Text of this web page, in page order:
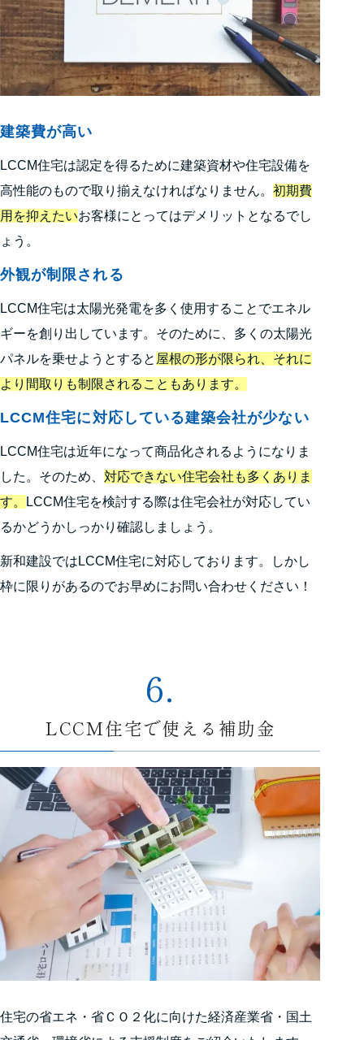
建築費が高い
LCCM住宅は認定を得るために建築資材や住宅設備を
高性能のもので取り揃えなければなりません。 初期費
用を抑えたいお客様にとってはデメリットとなるでし
ょう。
外観が制限される
LCCM住宅は太陽光発電を多く使用することでエネル
ギーを創り出しています。そのために、多くの太陽光
パネルを乗せようとすると 屋根の形が限られ、それに
より間取りも制限されることもあります。
LCCM住宅に対応している建築会社が少ない
LCCM住宅は近年になって商品化されるようになりま
した。そのため、 対応できない住宅会社も多くありま
す。
LCCM住宅を検討する際は住宅会社が対応してい
るかどうかしっかり確認しましょう。
新和建設ではLCCM住宅に対応しております。しかし
枠に限りがあるのでお早めにお問い合わせください！
6.
LCCM住宅で使える補助金
住宅の省エネ・省ＣＯ２化に向けた経済産業省・国土